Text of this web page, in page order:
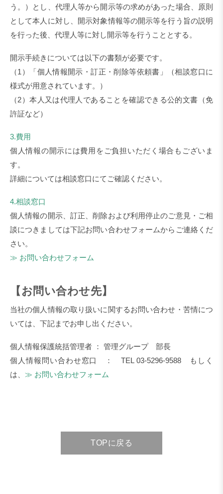
う。）とし、代理人等から開示等の求めがあった場合、原則
として本人に対し、開示対象情報等の開示等を行う旨の説明
を行った後、代理人等に対し開示等を行うこととする。
開示手続きについては以下の書類が必要です。
（1）「個人情報開示・訂正・削除等依頼書」（相談窓口に
様式が用意されています。）
（2）本人又は代理人であることを確認できる公的文書（免
許証など）
3.費用
個人情報の開示には費用をご負担いただく場合もございま
す。
詳細については相談窓口にてご確認ください。
4.相談窓口
個人情報の開示、訂正、削除および利用停止のご意見・ご相
談につきましては下記お問い合わせフォームからご連絡くだ
さい。
≫ お問い合わせフォーム
【お問い合わせ先】
当社の個人情報の取り扱いに関するお問い合わせ・苦情につ
いては、下記までお申し出ください。
個人情報保護統括管理者 ： 管理グループ 部長
個人情報問い合わせ窓口 ： TEL 03-5296-9588 もしく
は、 ≫ お問い合わせフォーム
TOPに戻る